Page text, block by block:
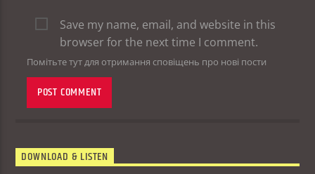
Save my name, email, and website in this
browser for the next time I comment.
Помітьте тут для отримання сповіщень про нові пости
DOWNLOAD & LISTEN